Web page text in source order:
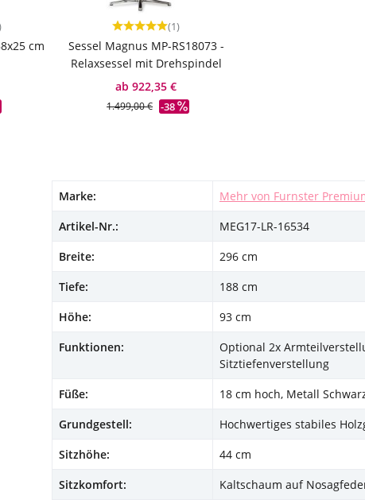
Bewertung von 4.66 von 5 Sternen
cm Durchschnittliche Bewertung von 5 von 5
(1)
Sessel Magnus MP-RS18073 -
Relaxsessel mit Drehspindel
ab 922,35 €
1.499,00 € -38
Marke:
Mehr von Furnster
Artikel-Nr.:
MEG17-LR-16534
Breite:
296 cm
Tiefe:
188 cm
Höhe:
93 cm
Funktionen:
Optional 2x
Sitztiefenverstellung
Füße:
18 cm hoch, Metall
Grundgestell:
Hochwertiges stabiles
Sitzhöhe:
44 cm
Sitzkomfort:
Kaltschaum auf